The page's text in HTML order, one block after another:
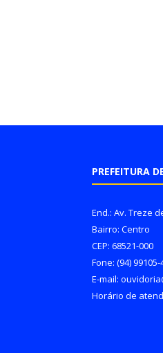
PREFEITURA
End.: Av. Treze
Bairro: Centro
CEP: 68521-000
Fone: (94) 99105-
E-mail:
Horário de